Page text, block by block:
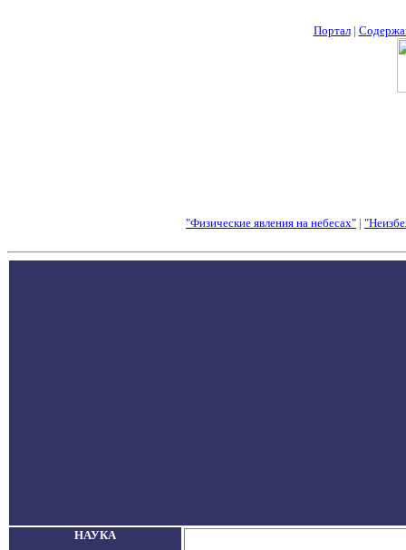
Портал|
"Физические явления на небесах" |
НАУКА